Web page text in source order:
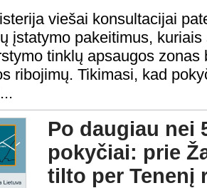
viešai konsultacijai
įstatymo pakeitimus,
tinklų apsaugos zonas
ribojimų. Tikimasi, kad
Po daugiau nei
pokyčiai: prie
tilto per Tenenį